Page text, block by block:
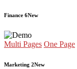
Finance 6New
Multi Pages One Page
Marketing 2New